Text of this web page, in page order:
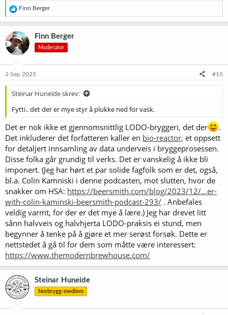
R
e
a
k
s
j
o
e
Finn Berger
Finn Berger
Moderator
2 Sep 2025 #15
Steinar Huneide skrev:
Fytti.. det der er mye styr å plukke ned for vask.
Det er nok ikke et gjennomsnittlig LODO-bryggeri, det der
.
Det inkluderer det forfatteren kaller en bio-reactor, et oppsett
for detaljert innsamling av data underveis i bryggeprosessen.
Disse folka går grundig til verks. Det er vanskelig å ikke bli
imponert. (Jeg har hørt et par solide fagfolk som er det, også,
bl.a. Colin Kamniski i denne podcasten, mot slutten, hvor de
snakker om HSA: https://beersmith.com/blog/2023/12/...er-
with-colin-kaminski-beersmith-podcast-293/ . Anbefales
veldig varmt, for der er det mye å lære.) Jeg har drevet litt
sånn halvveis og halvhjerta LODO-praksis ei stund, men
begynner å tenke på å gjøre et mer serøst forsøk. Dette er
nettstedet å gå til for dem som måtte være interessert:
https://www.themodernbrewhouse.com/
Steinar Huneide
Norbrygg-medlem